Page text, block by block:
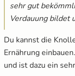
sehr gut
Verdauung bildet
Du kannst die
Ernährung
und ist dazu ein